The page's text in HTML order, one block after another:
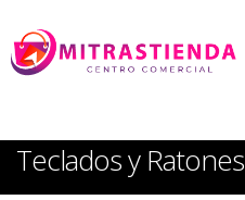
Teclados y Ratones